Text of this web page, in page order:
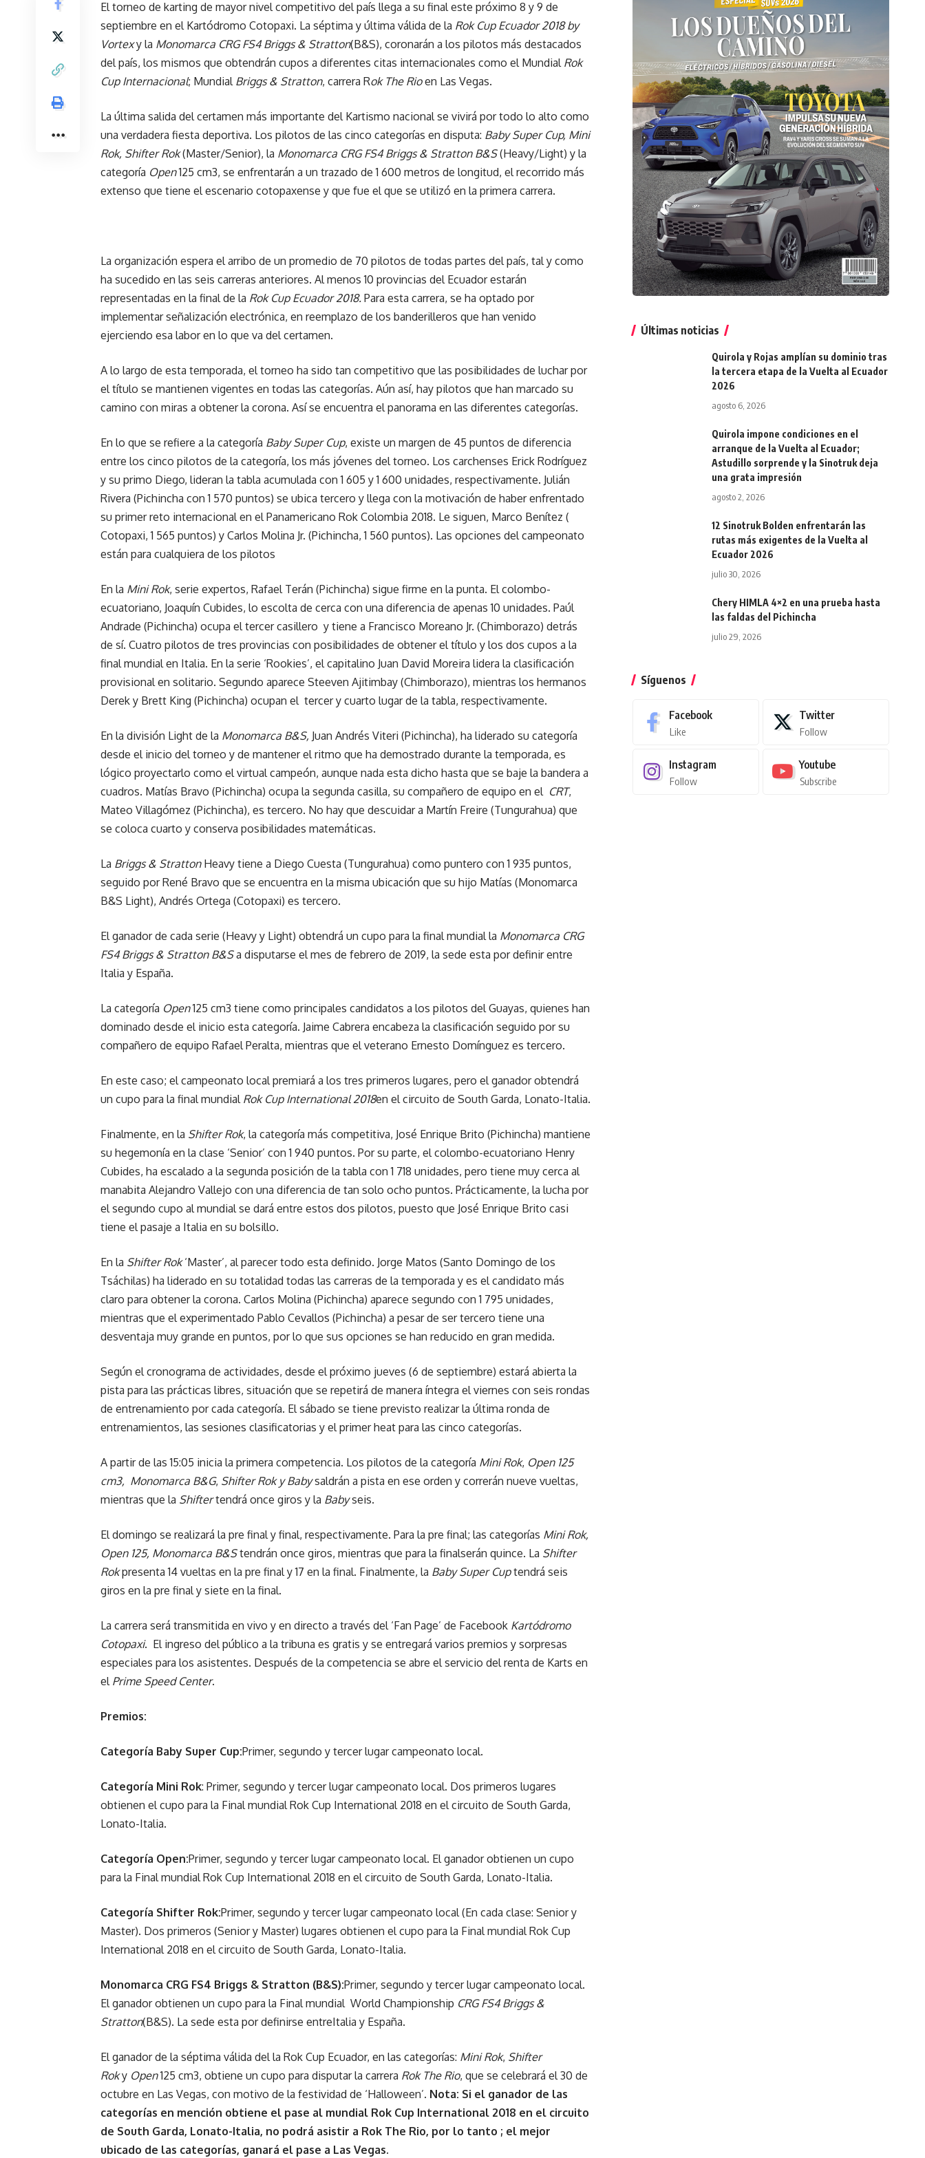
El torneo de karting de mayor nivel competitivo del país llega a su final este próximo 8 y 9 de
septiembre en el Kartódromo Cotopaxi. La séptima y última válida de la Rok Cup Ecuador 2018 by
Vortexy la Monomarca CRG FS4 Briggs & Stratton(B&S), coronarán a los pilotos más destacados
del país, los mismos que obtendrán cupos a diferentes citas internacionales como el Mundial Rok
Cup Internacional; Mundial Briggs & Stratton, carrera Rok The Rioen Las Vegas.
La última salida del certamen más importante del Kartismo nacional se vivirá por todo lo alto como
una verdadera fiesta deportiva. Los pilotos de las cinco categorías en disputa: Baby Super Cup, Mini
Rok, Shifter Rok(Master/Senior), la Monomarca CRG FS4 Briggs & Stratton B&S(Heavy/Light) y la
categoría Open125 cm3, se enfrentarán a un trazado de 1 600 metros de longitud, el recorrido más
extenso que tiene el escenario cotopaxense y que fue el que se utilizó en la primera carrera.
La organización espera el arribo de un promedio de 70 pilotos de todas partes del país, tal y como
ha sucedido en las seis carreras anteriores. Al menos 10 provincias del Ecuador estarán
representadas en la final de la Rok Cup Ecuador 2018. Para esta carrera, se ha optado por
implementar señalización electrónica, en reemplazo de los banderilleros que han venido
ejerciendo esa labor en lo que va del certamen.
A lo largo de esta temporada, el torneo ha sido tan competitivo que las posibilidades de luchar por
el título se mantienen vigentes en todas las categorías. Aún así, hay pilotos que han marcado su
camino con miras a obtener la corona. Así se encuentra el panorama en las diferentes categorías.
En lo que se refiere a la categoría Baby Super Cup, existe un margen de 45 puntos de diferencia
entre los cinco pilotos de la categoría, los más jóvenes del torneo. Los carchenses Erick Rodríguez
y su primo Diego, lideran la tabla acumulada con 1 605 y 1 600 unidades, respectivamente. Julián
Rivera (Pichincha con 1 570 puntos) se ubica tercero y llega con la motivación de haber enfrentado
su primer reto internacional en el Panamericano Rok Colombia 2018. Le siguen, Marco Benítez (
Cotopaxi, 1 565 puntos) y Carlos Molina Jr. (Pichincha, 1 560 puntos). Las opciones del campeonato
están para cualquiera de los pilotos
En la Mini Rok, serie expertos, Rafael Terán (Pichincha) sigue firme en la punta. El colombo-
ecuatoriano, Joaquín Cubides, lo escolta de cerca con una diferencia de apenas 10 unidades. Paúl
Andrade (Pichincha) ocupa el tercer casillero y tiene a Francisco Moreano Jr. (Chimborazo) detrás
de sí. Cuatro pilotos de tres provincias con posibilidades de obtener el título y los dos cupos a la
final mundial en Italia. En la serie ‘Rookies’, el capitalino Juan David Moreira lidera la clasificación
provisional en solitario. Segundo aparece Steeven Ajitimbay (Chimborazo), mientras los hermanos
Derek y Brett King (Pichincha) ocupan el tercer y cuarto lugar de la tabla, respectivamente.
En la división Light de la Monomarca B&S, Juan Andrés Viteri (Pichincha), ha liderado su categoría
desde el inicio del torneo y de mantener el ritmo que ha demostrado durante la temporada, es
lógico proyectarlo como el virtual campeón, aunque nada esta dicho hasta que se baje la bandera a
cuadros. Matías Bravo (Pichincha) ocupa la segunda casilla, su compañero de equipo en el CRT,
Mateo Villagómez (Pichincha), es tercero. No hay que descuidar a Martín Freire (Tungurahua) que
se coloca cuarto y conserva posibilidades matemáticas.
La Briggs & Stratton Heavy tiene a Diego Cuesta (Tungurahua) como puntero con 1 935 puntos,
seguido por René Bravo que se encuentra en la misma ubicación que su hijo Matías (Monomarca
B&S Light), Andrés Ortega (Cotopaxi) es tercero.
El ganador de cada serie (Heavy y Light) obtendrá un cupo para la final mundial la Monomarca CRG
FS4 Briggs & Stratton B&Sa disputarse el mes de febrero de 2019, la sede esta por definir entre
Italia y España.
La categoría Open125 cm3 tiene como principales candidatos a los pilotos del Guayas, quienes han
dominado desde el inicio esta categoría. Jaime Cabrera encabeza la clasificación seguido por su
compañero de equipo Rafael Peralta, mientras que el veterano Ernesto Domínguez es tercero.
En este caso; el campeonato local premiará a los tres primeros lugares, pero el ganador obtendrá
un cupo para la final mundial Rok Cup International 2018en el circuito de South Garda, Lonato-Italia.
Finalmente, en la Shifter Rok, la categoría más competitiva, José Enrique Brito (Pichincha) mantiene
su hegemonía en la clase ‘Senior’ con 1 940 puntos. Por su parte, el colombo-ecuatoriano Henry
Cubides, ha escalado a la segunda posición de la tabla con 1 718 unidades, pero tiene muy cerca al
manabita Alejandro Vallejo con una diferencia de tan solo ocho puntos. Prácticamente, la lucha por
el segundo cupo al mundial se dará entre estos dos pilotos, puesto que José Enrique Brito casi
tiene el pasaje a Italia en su bolsillo.
En la Shifter Rok‘Master’, al parecer todo esta definido. Jorge Matos (Santo Domingo de los
Tsáchilas) ha liderado en su totalidad todas las carreras de la temporada y es el candidato más
claro para obtener la corona. Carlos Molina (Pichincha) aparece segundo con 1 795 unidades,
mientras que el experimentado Pablo Cevallos (Pichincha) a pesar de ser tercero tiene una
desventaja muy grande en puntos, por lo que sus opciones se han reducido en gran medida.
Según el cronograma de actividades, desde el próximo jueves (6 de septiembre) estará abierta la
pista para las prácticas libres, situación que se repetirá de manera íntegra el viernes con seis rondas
de entrenamiento por cada categoría. El sábado se tiene previsto realizar la última ronda de
entrenamientos, las sesiones clasificatorias y el primer heat para las cinco categorías.
A partir de las 15:05 inicia la primera competencia. Los pilotos de la categoría Mini Rok, Open 125
cm3, Monomarca B&G, Shifter Rok y Babysaldrán a pista en ese orden y correrán nueve vueltas,
mientras que la Shiftertendrá once giros y la Babyseis.
El domingo se realizará la pre final y final, respectivamente. Para la pre final; las categorías Mini Rok,
Open 125, Monomarca B&Stendrán once giros, mientras que para la finalserán quince. La Shifter
Rokpresenta 14 vueltas en la pre final y 17 en la final. Finalmente, la Baby Super Cuptendrá seis
giros en la pre final y siete en la final.
La carrera será transmitida en vivo y en directo a través del ‘Fan Page’ de Facebook Kartódromo
Cotopaxi. El ingreso del público a la tribuna es gratis y se entregará varios premios y sorpresas
especiales para los asistentes. Después de la competencia se abre el servicio del renta de Karts en
el Prime Speed Center.
Premios:
Categoría Baby Super Cup:Primer, segundo y tercer lugar campeonato local.
Categoría Mini Rok: Primer, segundo y tercer lugar campeonato local. Dos primeros lugares
obtienen el cupo para la Final mundial Rok Cup International 2018 en el circuito de South Garda,
Lonato-Italia.
Categoría Open:Primer, segundo y tercer lugar campeonato local. El ganador obtienen un cupo
para la Final mundial Rok Cup International 2018 en el circuito de South Garda, Lonato-Italia.
Categoría Shifter Rok:Primer, segundo y tercer lugar campeonato local (En cada clase: Senior y
Master). Dos primeros (Senior y Master) lugares obtienen el cupo para la Final mundial Rok Cup
International 2018 en el circuito de South Garda, Lonato-Italia.
Monomarca CRG FS4 Briggs & Stratton (B&S):Primer, segundo y tercer lugar campeonato local.
El ganador obtienen un cupo para la Final mundial World Championship CRG FS4 Briggs &
Stratton(B&S). La sede esta por definirse entreItalia y España.
El ganador de la séptima válida del la Rok Cup Ecuador, en las categorías: Mini Rok, Shifter
Roky Open125 cm3, obtiene un cupo para disputar la carrera Rok The Rio, que se celebrará el 30 de
octubre en Las Vegas, con motivo de la festividad de ‘Halloween’. Nota: Si el ganador de las
categorías en mención obtiene el pase al mundial Rok Cup International 2018 en el circuito
de South Garda, Lonato-Italia, no podrá asistir a Rok The Rio, por lo tanto ; el mejor
ubicado de las categorías, ganará el pase a Las Vegas.
Últimas noticias
Quirola y Rojas amplían su dominio tras
la tercera etapa de la Vuelta al Ecuador
2026
agosto 6, 2026
Quirola impone condiciones en el
arranque de la Vuelta al Ecuador;
Astudillo sorprende y la Sinotruk deja
una grata impresión
agosto 2, 2026
12 Sinotruk Bolden enfrentarán las
rutas más exigentes de la Vuelta al
Ecuador 2026
julio 30, 2026
Chery HIMLA 4×2 en una prueba hasta
las faldas del Pichincha
julio 29, 2026
Síguenos
Facebook
Like
Twitter
Follow
Instagram
Follow
Youtube
Subscribe